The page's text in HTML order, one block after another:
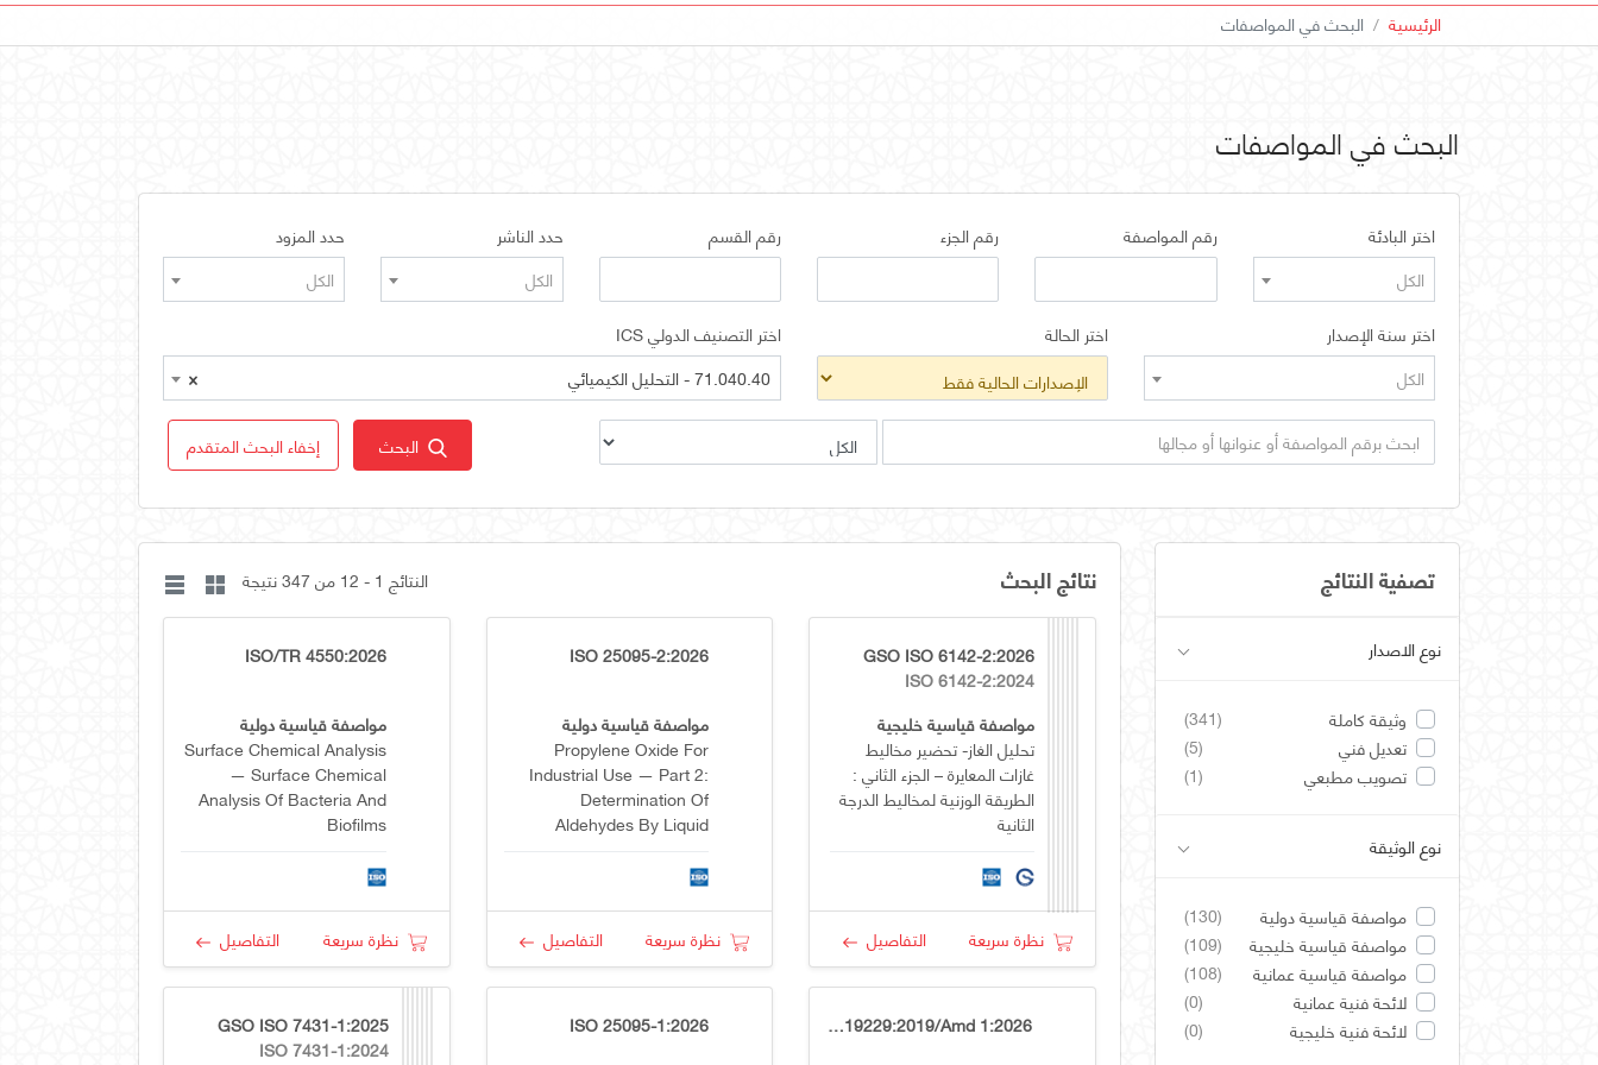
الرئيسية البحث في المواصفات
البحث في المواصفات
اختر البادئة
الكل
رقم المواصفة رقم الجزء رقم القسم
حدد الناشر
الكل
حدد المزود
الكل
اختر سنة الإصدار
الكل
اختر الحالة
اختر التصنيف الدولي ICS
×
71.040.40 - التحليل الكيميائي
البحث إخفاء البحث المتقدم
تصفية النتائج
نوع الاصدار
وثيقة كاملة
(341)
تعديل فني
(5)
تصويب مطبعي
(1)
نوع الوثيقة
مواصفة قياسية دولية
(130)
مواصفة قياسية خليجية
(109)
مواصفة قياسية عمانية
(108)
لائحة فنية عمانية
(0)
لائحة فنية خليجية
(0)
نتائج البحث النتائج 1 - 12 من 347 نتيجة
GSO ISO 6142-2:2026
ISO 6142-2:2024
مواصفة قياسية خليجية
تحليل الغاز- تحضير مخاليط
غازات المعايرة – الجزء الثاني :
الطريقة الوزنية لمخاليط الدرجة
الثانية
نظرة سريعة التفاصيل
ISO 25095-2:2026
مواصفة قياسية دولية
Propylene Oxide For
Industrial Use — Part 2:
Determination Of
Aldehydes By Liquid
نظرة سريعة التفاصيل
ISO/TR 4550:2026
مواصفة قياسية دولية
Surface Chemical Analysis
— Surface Chemical
Analysis Of Bacteria And
Biofilms
نظرة سريعة التفاصيل
ISO 19229:2019/Amd 1:2026
ISO 25095-1:2026
GSO ISO 7431-1:2025
ISO 7431-1:2024